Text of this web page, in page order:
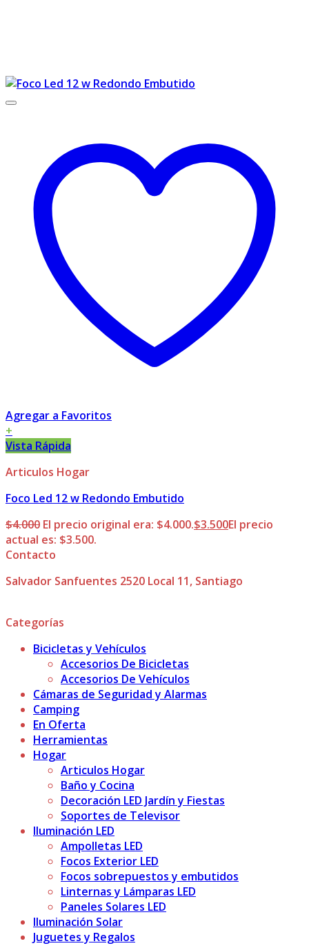
Agregar a Favoritos
+
Vista Rápida
Articulos Hogar
Foco Led 12 w Redondo Embutido
$4.000 El precio original era: $4.000.$3.500El precio
actual es: $3.500.
Contacto
Salvador Sanfuentes 2520 Local 11, Santiago
Categorías
Bicicletas y Vehículos
Accesorios De Bicicletas
Accesorios De Vehículos
Cámaras de Seguridad y Alarmas
Camping
En Oferta
Herramientas
Hogar
Articulos Hogar
Baño y Cocina
Decoración LED Jardín y Fiestas
Soportes de Televisor
Iluminación LED
Ampolletas LED
Focos Exterior LED
Focos sobrepuestos y embutidos
Linternas y Lámparas LED
Paneles Solares LED
Iluminación Solar
Juguetes y Regalos